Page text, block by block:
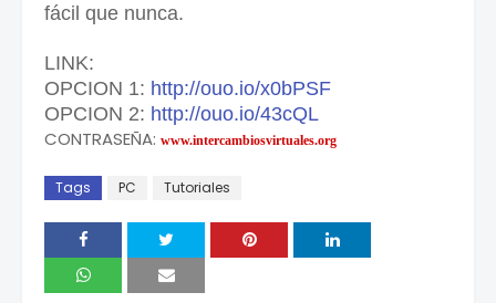
fácil que nunca.
LINK:
OPCION 1: http://ouo.io/x0bPSF
OPCION 2: http://ouo.io/43cQL
CONTRASEÑA: www.intercambiosvirtuales.org
Tags PC Tutoriales